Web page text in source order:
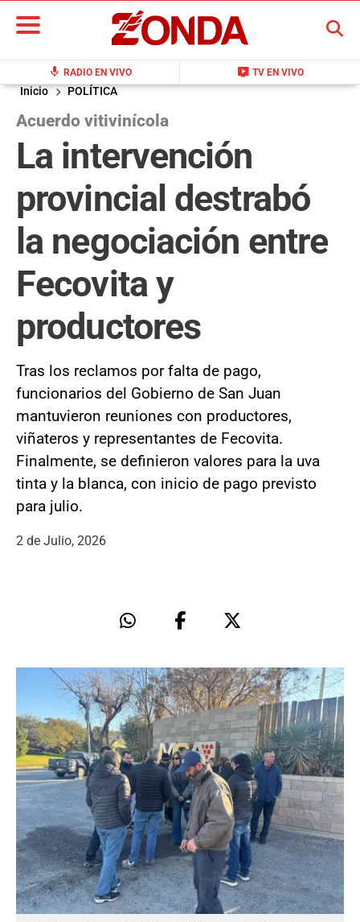
mic RADIO EN VIVO live_tv TV EN VIVO
BUSCAR
Inicio POLÍTICA
Acuerdo vitivinícola
La intervención
provincial destrabó
la negociación entre
Fecovita y
productores
Tras los reclamos por falta de pago,
funcionarios del Gobierno de San Juan
mantuvieron reuniones con productores,
viñateros y representantes de Fecovita.
Finalmente, se definieron valores para la uva
tinta y la blanca, con inicio de pago previsto
para julio.
2 de Julio, 2026